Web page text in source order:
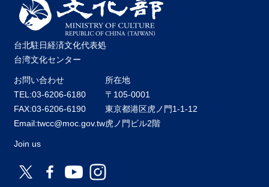
台北駐日経済文化代表処
台湾文化センター
お問い合わせ
TEL:03-6206-6180
FAX:03-6206-6190
Email:twcc@moc.gov.tw
所在地
〒105-0001
東京都港区虎ノ門1-1-12
虎ノ門ビル2階
Join us